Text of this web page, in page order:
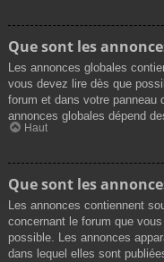
Que sont les
Les annonces globales
vous devez lire dès que
forum et dans votre panneau
annonces globales dépend
Haut
Que sont les
Les annonces contiennent
concernant le forum que
possible. Les annonces
dans lequel elles sont